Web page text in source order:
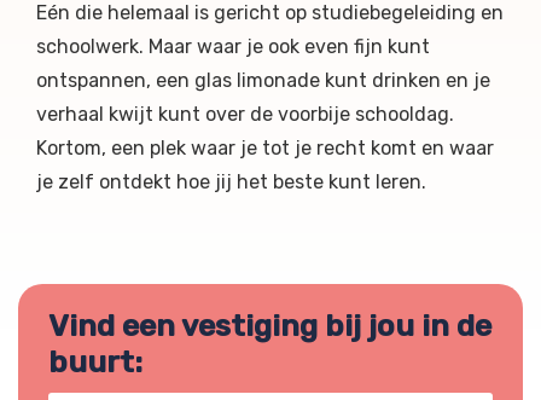
Eén die helemaal is gericht op studiebegeleiding en
schoolwerk. Maar waar je ook even fijn kunt
ontspannen, een glas limonade kunt drinken en je
verhaal kwijt kunt over de voorbije schooldag.
Kortom, een plek waar je tot je recht komt en waar
je zelf ontdekt hoe jij het beste kunt leren.
Vind een vestiging bij jou in de
buurt: